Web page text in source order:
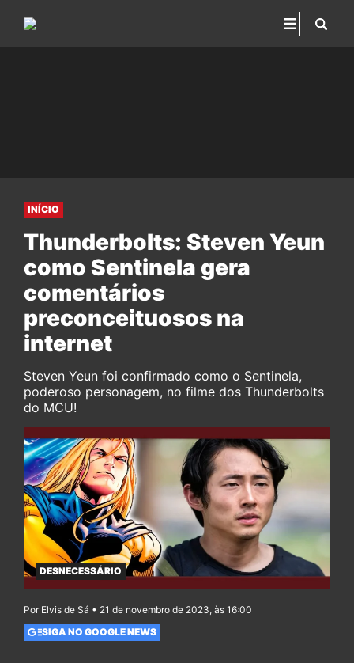
INÍCIO
Thunderbolts: Steven Yeun
como Sentinela gera
comentários
preconceituosos na
internet
Steven Yeun foi confirmado como o Sentinela,
poderoso personagem, no filme dos Thunderbolts
do MCU!
DESNECESSÁRIO
Por Elvis de Sá • 21 de novembro de 2023, às 16:00
SIGA NO GOOGLE NEWS